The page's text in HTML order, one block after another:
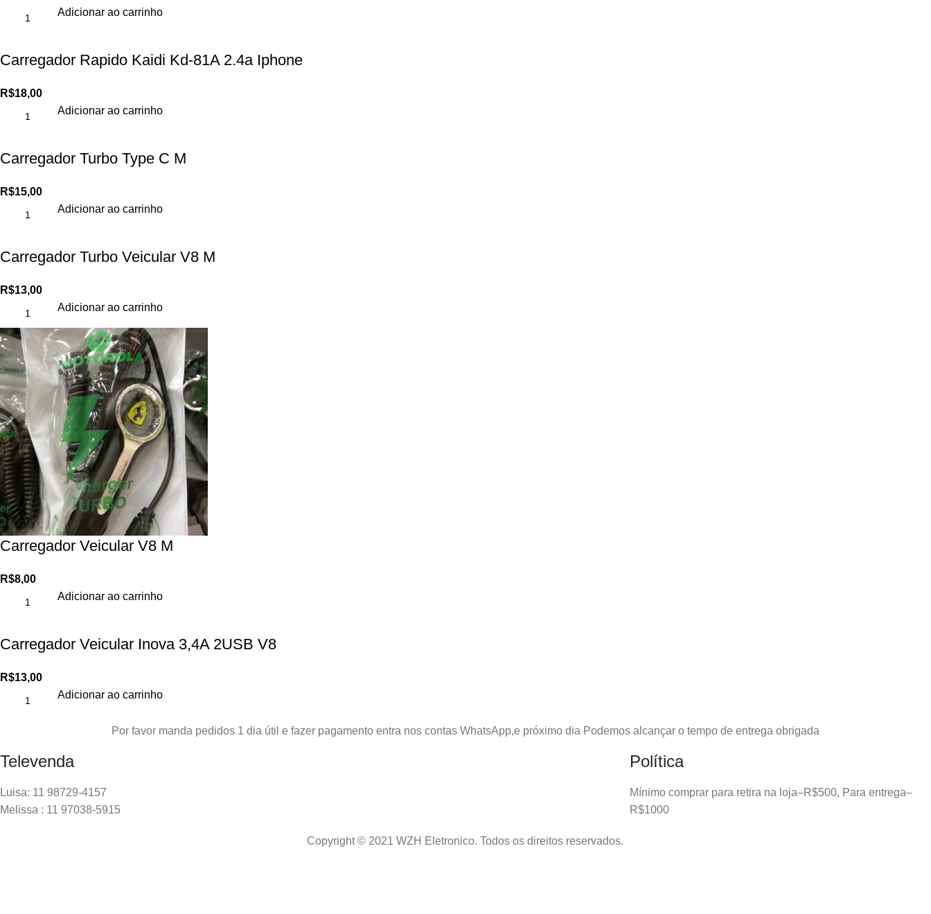
Adicionar ao carrinho
Carregador Rapido Kaidi Kd-81A 2.4a Iphone
R$18,00
Adicionar ao carrinho
Carregador Turbo Type C M
R$15,00
Adicionar ao carrinho
Carregador Turbo Veicular V8 M
R$13,00
Adicionar ao carrinho
Carregador Veicular V8 M
R$8,00
Adicionar ao carrinho
Carregador Veicular Inova 3,4A 2USB V8
R$13,00
Adicionar ao carrinho
Por favor manda pedidos 1 dia útil e fazer pagamento entra nos contas WhatsApp,e próximo dia Podemos alcançar o tempo de entrega obrigada
Televenda
Luisa: 11 98729-4157
Melissa : 11 97038-5915
Política
Mínimo comprar para retira na loja–R$500, Para entrega–
R$1000
Copyright © 2021 WZH Eletronico. Todos os direitos reservados.